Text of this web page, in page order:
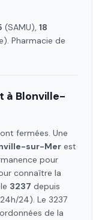
(SAMU), 18
Pharmacie de
à Blonville-
fermées. Une
sur-Mer est
pour
connaître la
3237 depuis
24). Le 3237
de la